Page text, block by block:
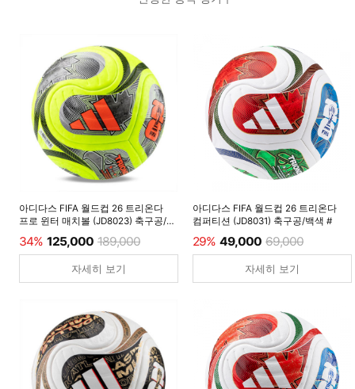
아디다스 FIFA 월드컵 26 트리온다
프로 윈터 매치볼 (JD8023) 축구공/
34% 125,000 189,000
자세히 보기
아디다스 FIFA 월드컵 26 트리온다
컴퍼티션 (JD8031) 축구공/백색 #
29% 49,000 69,000
자세히 보기